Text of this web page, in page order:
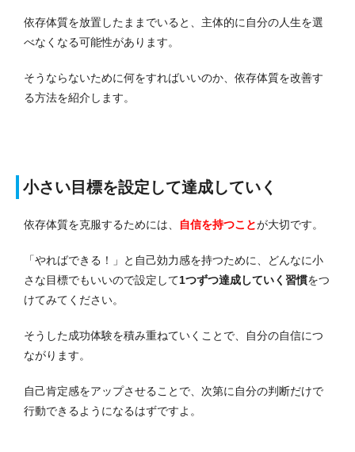
依存体質を放置したままでいると、主体的に自分の人生を選
べなくなる可能性があります。
そうならないために何をすればいいのか、依存体質を改善す
る方法を紹介します。
小さい目標を設定して達成していく
依存体質を克服するためには、 自信を持つことが大切です。
「やればできる！」と自己効力感を持つために、どんなに小
さな目標でもいいので設定して1つずつ達成していく習慣をつ
けてみてください。
そうした成功体験を積み重ねていくことで、自分の自信につ
ながります。
自己肯定感をアップさせることで、次第に自分の判断だけで
行動できるようになるはずですよ。